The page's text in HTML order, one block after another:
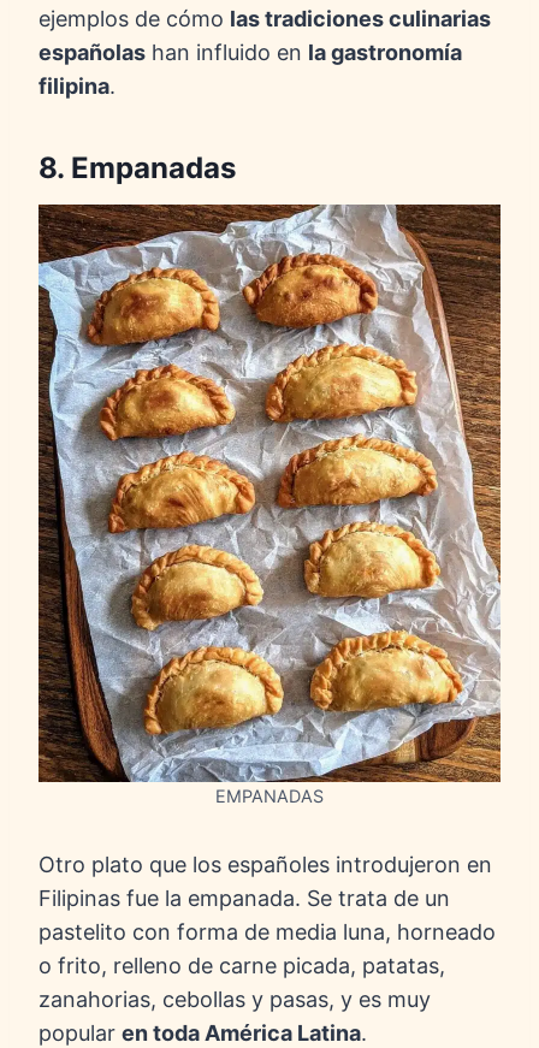
ejemplos de cómo las tradiciones culinarias
españolas han influido en la gastronomía
filipina.
8. Empanadas
EMPANADAS
Otro plato que los españoles introdujeron en
Filipinas fue la empanada. Se trata de un
pastelito con forma de media luna, horneado
o frito, relleno de carne picada, patatas,
zanahorias, cebollas y pasas, y es muy
popular en toda América Latina.